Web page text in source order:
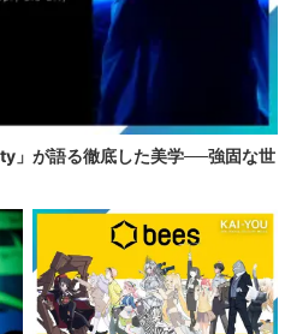
」が語る徹底した美学──強固な世